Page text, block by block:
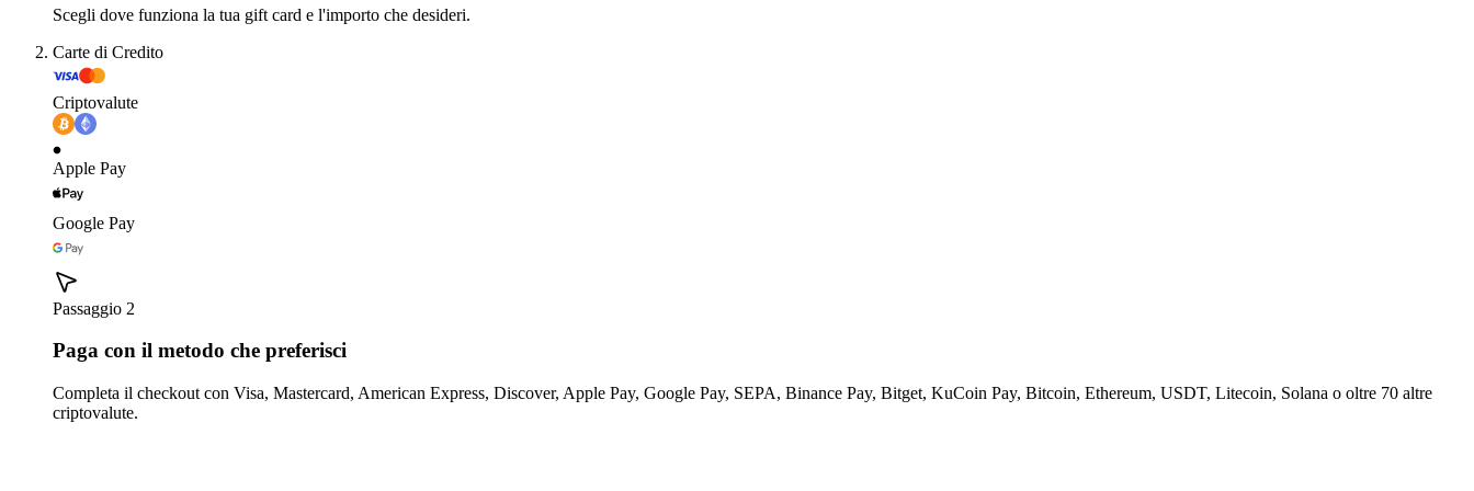
Scegli dove funziona la tua gift card e l'importo che desideri.
Carte di Credito
Criptovalute
Apple Pay
Google Pay
Passaggio 2
Paga con il metodo che preferisci
Completa il checkout con Visa, Mastercard, American Express, Discover, Apple Pay, Google Pay, SEPA, Binance Pay, Bitget, KuCoin Pay, Bitcoin, Ethereum, USDT, Litecoin, Solana o oltre 70 altre
criptovalute.